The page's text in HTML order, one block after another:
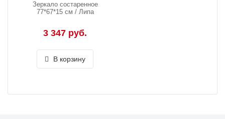
Зеркало состаренное
77*67*15 см / Липа
3 347 руб.
В корзину